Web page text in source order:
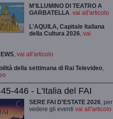
M’ILLUMINO DI TEATRO A
GARBATELLA. vai all'articolo
L'AQUILA, Capitale Italiana
della Cultura 2026, vai
, vai all'articolo
della settimana di Rai Televideo,
446 - L'Italia del FAI
SERE FAI D’ESTATE 2026, per
vedere gli eventi vai all'articolo